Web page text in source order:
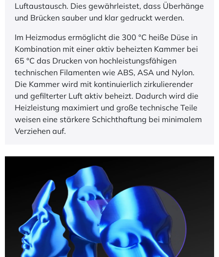
Luftaustausch. Dies gewährleistet, dass Überhänge
und Brücken sauber und klar gedruckt werden.
Im Heizmodus ermöglicht die 300 °C heiße Düse in
Kombination mit einer aktiv beheizten Kammer bei
65 °C das Drucken von hochleistungsfähigen
technischen Filamenten wie ABS, ASA und Nylon.
Die Kammer wird mit kontinuierlich zirkulierender
und gefilterter Luft aktiv beheizt. Dadurch wird die
Heizleistung maximiert und große technische Teile
weisen eine stärkere Schichthaftung bei minimalem
Verziehen auf.